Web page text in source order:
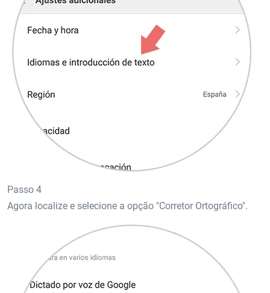
Passo 4
Agora localize e selecione a opção "Corretor Ortográfico".